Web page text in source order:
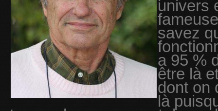
univers
savez
a 95 %
être là
dont on
là